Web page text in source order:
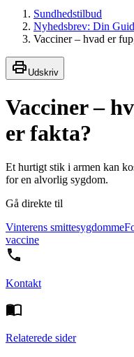
Sundhedstilbud
Nyhedsbrev: Din
Vacciner – hvad er
Udskriv
Vacciner –
er fakta?
Et hurtigt stik i armen kan
for en alvorlig sygdom.
Gå direkte til
Vinterens smittesygdomme
vaccine
Kontakt
Relaterede sider